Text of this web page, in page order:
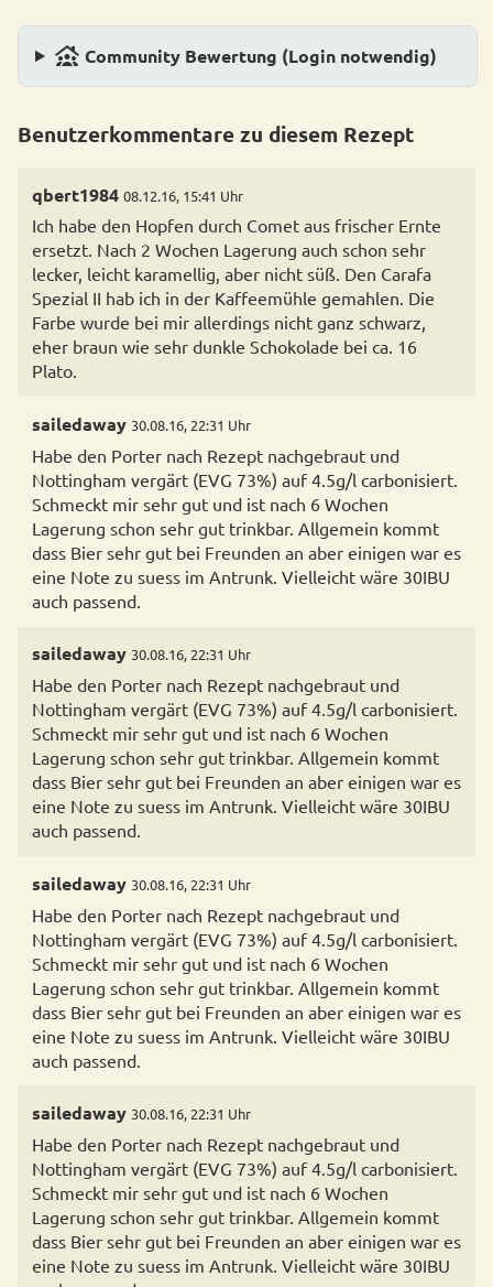
family_group Community Bewertung (Login notwendig)
Benutzerkommentare zu diesem Rezept
qbert1984 08.12.16, 15:41 Uhr
Ich habe den Hopfen durch Comet aus frischer Ernte
ersetzt. Nach 2 Wochen Lagerung auch schon sehr
lecker, leicht karamellig, aber nicht süß. Den Carafa
Spezial II hab ich in der Kaffeemühle gemahlen. Die
Farbe wurde bei mir allerdings nicht ganz schwarz,
eher braun wie sehr dunkle Schokolade bei ca. 16
Plato.
sailedaway 30.08.16, 22:31 Uhr
Habe den Porter nach Rezept nachgebraut und
Nottingham vergärt (EVG 73%) auf 4.5g/l carbonisiert.
Schmeckt mir sehr gut und ist nach 6 Wochen
Lagerung schon sehr gut trinkbar. Allgemein kommt
dass Bier sehr gut bei Freunden an aber einigen war es
eine Note zu suess im Antrunk. Vielleicht wäre 30IBU
auch passend.
sailedaway 30.08.16, 22:31 Uhr
Habe den Porter nach Rezept nachgebraut und
Nottingham vergärt (EVG 73%) auf 4.5g/l carbonisiert.
Schmeckt mir sehr gut und ist nach 6 Wochen
Lagerung schon sehr gut trinkbar. Allgemein kommt
dass Bier sehr gut bei Freunden an aber einigen war es
eine Note zu suess im Antrunk. Vielleicht wäre 30IBU
auch passend.
sailedaway 30.08.16, 22:31 Uhr
Habe den Porter nach Rezept nachgebraut und
Nottingham vergärt (EVG 73%) auf 4.5g/l carbonisiert.
Schmeckt mir sehr gut und ist nach 6 Wochen
Lagerung schon sehr gut trinkbar. Allgemein kommt
dass Bier sehr gut bei Freunden an aber einigen war es
eine Note zu suess im Antrunk. Vielleicht wäre 30IBU
auch passend.
sailedaway 30.08.16, 22:31 Uhr
Habe den Porter nach Rezept nachgebraut und
Nottingham vergärt (EVG 73%) auf 4.5g/l carbonisiert.
Schmeckt mir sehr gut und ist nach 6 Wochen
Lagerung schon sehr gut trinkbar. Allgemein kommt
dass Bier sehr gut bei Freunden an aber einigen war es
eine Note zu suess im Antrunk. Vielleicht wäre 30IBU